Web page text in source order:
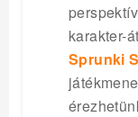
karakter-
Sprunki